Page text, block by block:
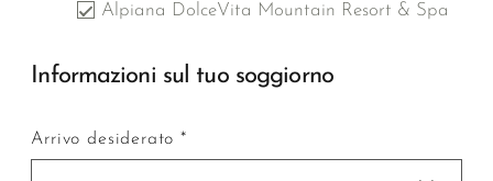
Alpiana DolceVita Mountain Resort & Spa
Informazioni sul tuo soggiorno
Arrivo desiderato *